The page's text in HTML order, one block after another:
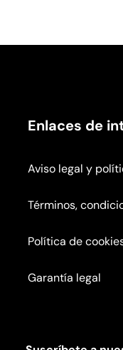
Enlaces de
Aviso legal y
Términos,
Política de
Garantía legal